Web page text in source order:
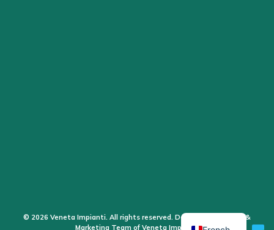
© 2026 Veneta Impianti. All rights reserved. Design by the Sales &
Marketing Team of Veneta Impianti.